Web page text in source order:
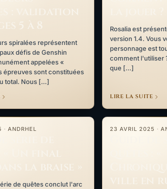
5 à 8
spiralées représentent
défis de Genshin
appelées «
épreuves sont constituées
total. Nous […]
Rosalia est
version 1.4. Vous
personnage est
comment l'utiliser
que […]
LIRE LA SUITE
· ANDRHEL
de quêtes conclut l'arc
quêtes : « Un final forgé dans la braise »
23 AVRIL 2025 ·
ville en
Guide de série de